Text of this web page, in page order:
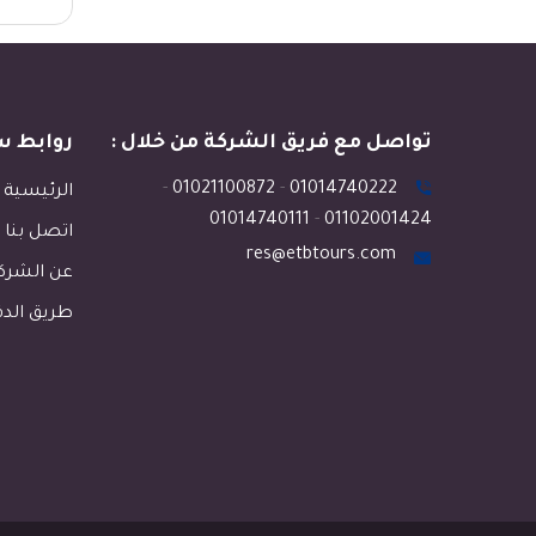
تواصل مع فريق الشركة من خلال :
01014740222
-
01021100872
-
01102001424
-
01014740111
res@etbtours.com
روابط
الرئيسية
اتصل بنا
عن
طريق